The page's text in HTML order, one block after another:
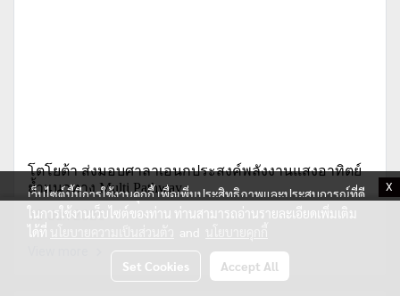
X
โตโยต้า ส่งมอบศาลาเอนกประสงค์พลังงานแสงอาทิตย์
ย้ำแนวทาง Multi Pathway
18 Jun 2025
เว็บไซต์นี้มีการใช้งานคุกกี้ เพื่อเพิ่มประสิทธิภาพและประสบการณ์ที่ดี
ในการใช้งานเว็บไซต์ของท่าน ท่านสามารถอ่านรายละเอียดเพิ่มเติม
ได้ที่
and
Set Cookies Accept All